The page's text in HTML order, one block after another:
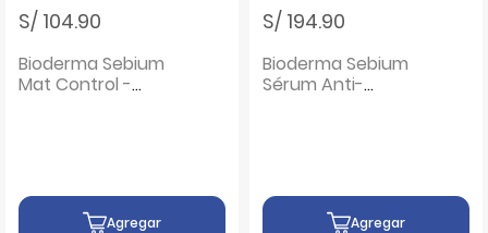
S/ 104.90
Bioderma Sebium
Mat Control -
Agregar
S/ 194.90
Bioderma Sebium
Sérum Anti-
Agregar